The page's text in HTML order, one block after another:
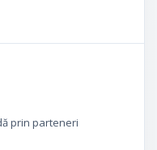
prin parteneri